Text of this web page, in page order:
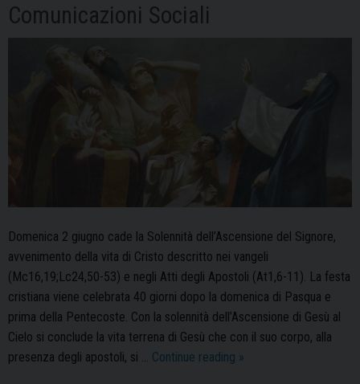
Comunicazioni Sociali
Domenica 2 giugno cade la Solennità dell’Ascensione del Signore,
avvenimento della vita di Cristo descritto nei vangeli
(Mc16,19;Lc24,50-53) e negli Atti degli Apostoli (At1,6-11). La festa
cristiana viene celebrata 40 giorni dopo la domenica di Pasqua e
prima della Pentecoste. Con la solennità dell’Ascensione di Gesù al
Cielo si conclude la vita terrena di Gesù che con il suo corpo, alla
presenza degli apostoli, si … Continue reading Domenica
»